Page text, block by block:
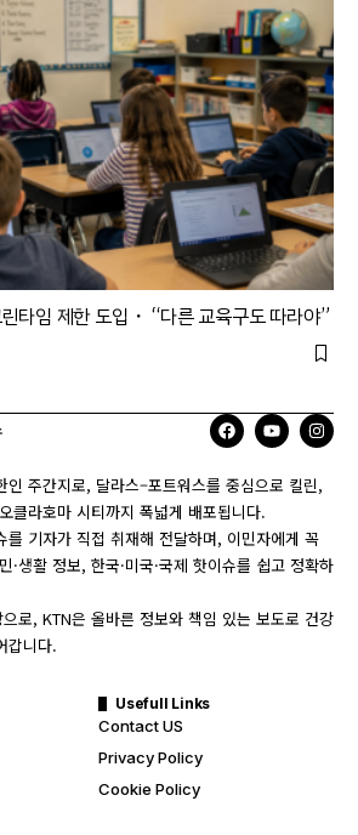
타임 제한 도입・ “다른 교육구도 따라야”
인 주간지로, 달라스–포트워스를 중심으로 킬린,
클라호마 시티까지 폭넓게 배포됩니다.
를 기자가 직접 취재해 전달하며, 이민자에게 꼭
·생활 정보, 한국·미국·국제 핫이슈를 쉽고 정확하
로, KTN은 올바른 정보와 책임 있는 보도로 건강
갑니다.
Usefull Links
Contact US
Privacy Policy
Cookie Policy